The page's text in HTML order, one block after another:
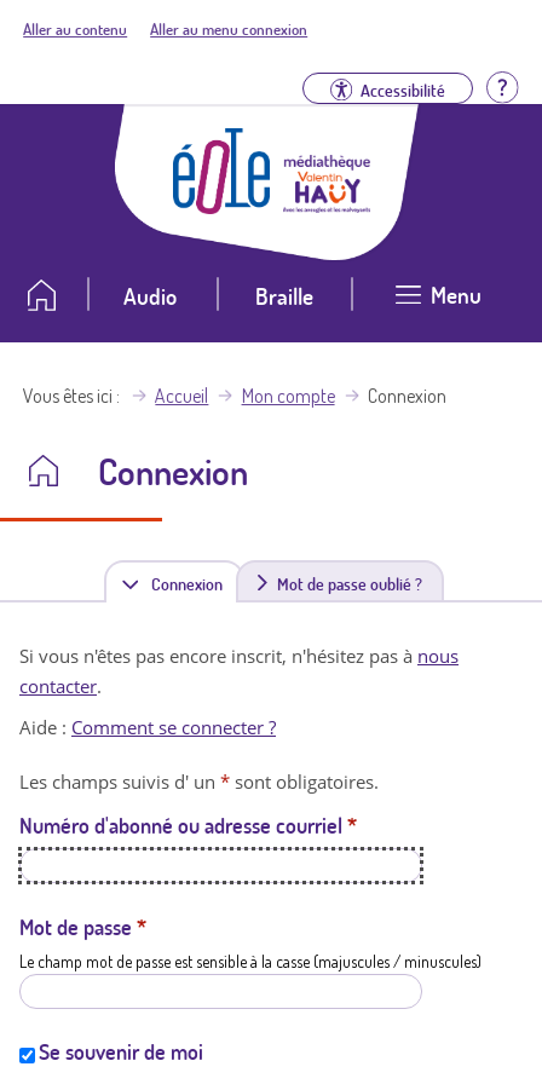
Aller au contenu Aller au menu connexion
Accessibilité
Audio Braille Menu
Vous êtes ici Accueil Mon compte Connexion
Connexion
Connexion(
n
t
a
t
i
Mot de passe oublié ?
Si vous n'êtes pas encore inscrit, n'hésitez pas à nous
contacter.
Aide : Comment se connecter ?
Les champs suivis d' un * sont obligatoires.
Numéro d'abonné ou adresse courriel *
Mot de passe *
Le champ mot de passe est sensible à la casse (majuscules / minuscules)
Se souvenir de moi